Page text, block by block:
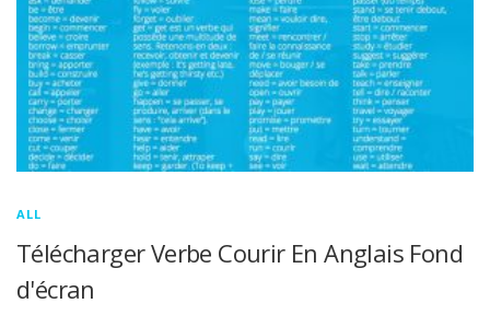
ALL
Télécharger Verbe Courir En Anglais Fond
d'écran